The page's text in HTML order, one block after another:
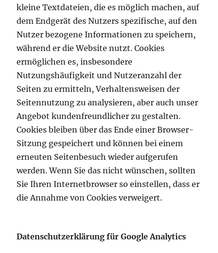
kleine Textdateien, die es möglich machen, auf
dem Endgerät des Nutzers spezifische, auf den
Nutzer bezogene Informationen zu speichern,
während er die Website nutzt. Cookies
ermöglichen es, insbesondere
Nutzungshäufigkeit und Nutzeranzahl der
Seiten zu ermitteln, Verhaltensweisen der
Seitennutzung zu analysieren, aber auch unser
Angebot kundenfreundlicher zu gestalten.
Cookies bleiben über das Ende einer Browser-
Sitzung gespeichert und können bei einem
erneuten Seitenbesuch wieder aufgerufen
werden. Wenn Sie das nicht wünschen, sollten
Sie Ihren Internetbrowser so einstellen, dass er
die Annahme von Cookies verweigert.
Datenschutzerklärung für Google Analytics